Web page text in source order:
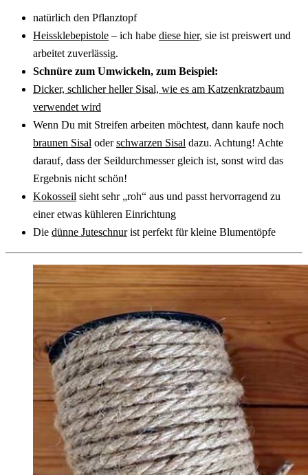
natürlich den Pflanztopf
Heissklebepistole – ich habe diese hier, sie ist preiswert und
arbeitet zuverlässig.
Schnüre zum Umwickeln, zum Beispiel:
Dicker, schlicher heller Sisal, wie es am Katzenkratzbaum
verwendet wird
Wenn Du mit Streifen arbeiten möchtest, dann kaufe noch
braunen Sisal oderschwarzen Sisal dazu. Achtung! Achte
darauf, dass der Seildurchmesser gleich ist, sonst wird das
Ergebnis nicht schön!
Kokosseil sieht sehr „roh“ aus und passt hervorragend zu
einer etwas kühleren Einrichtung
Die dünne Juteschnurist perfekt für kleine Blumentöpfe